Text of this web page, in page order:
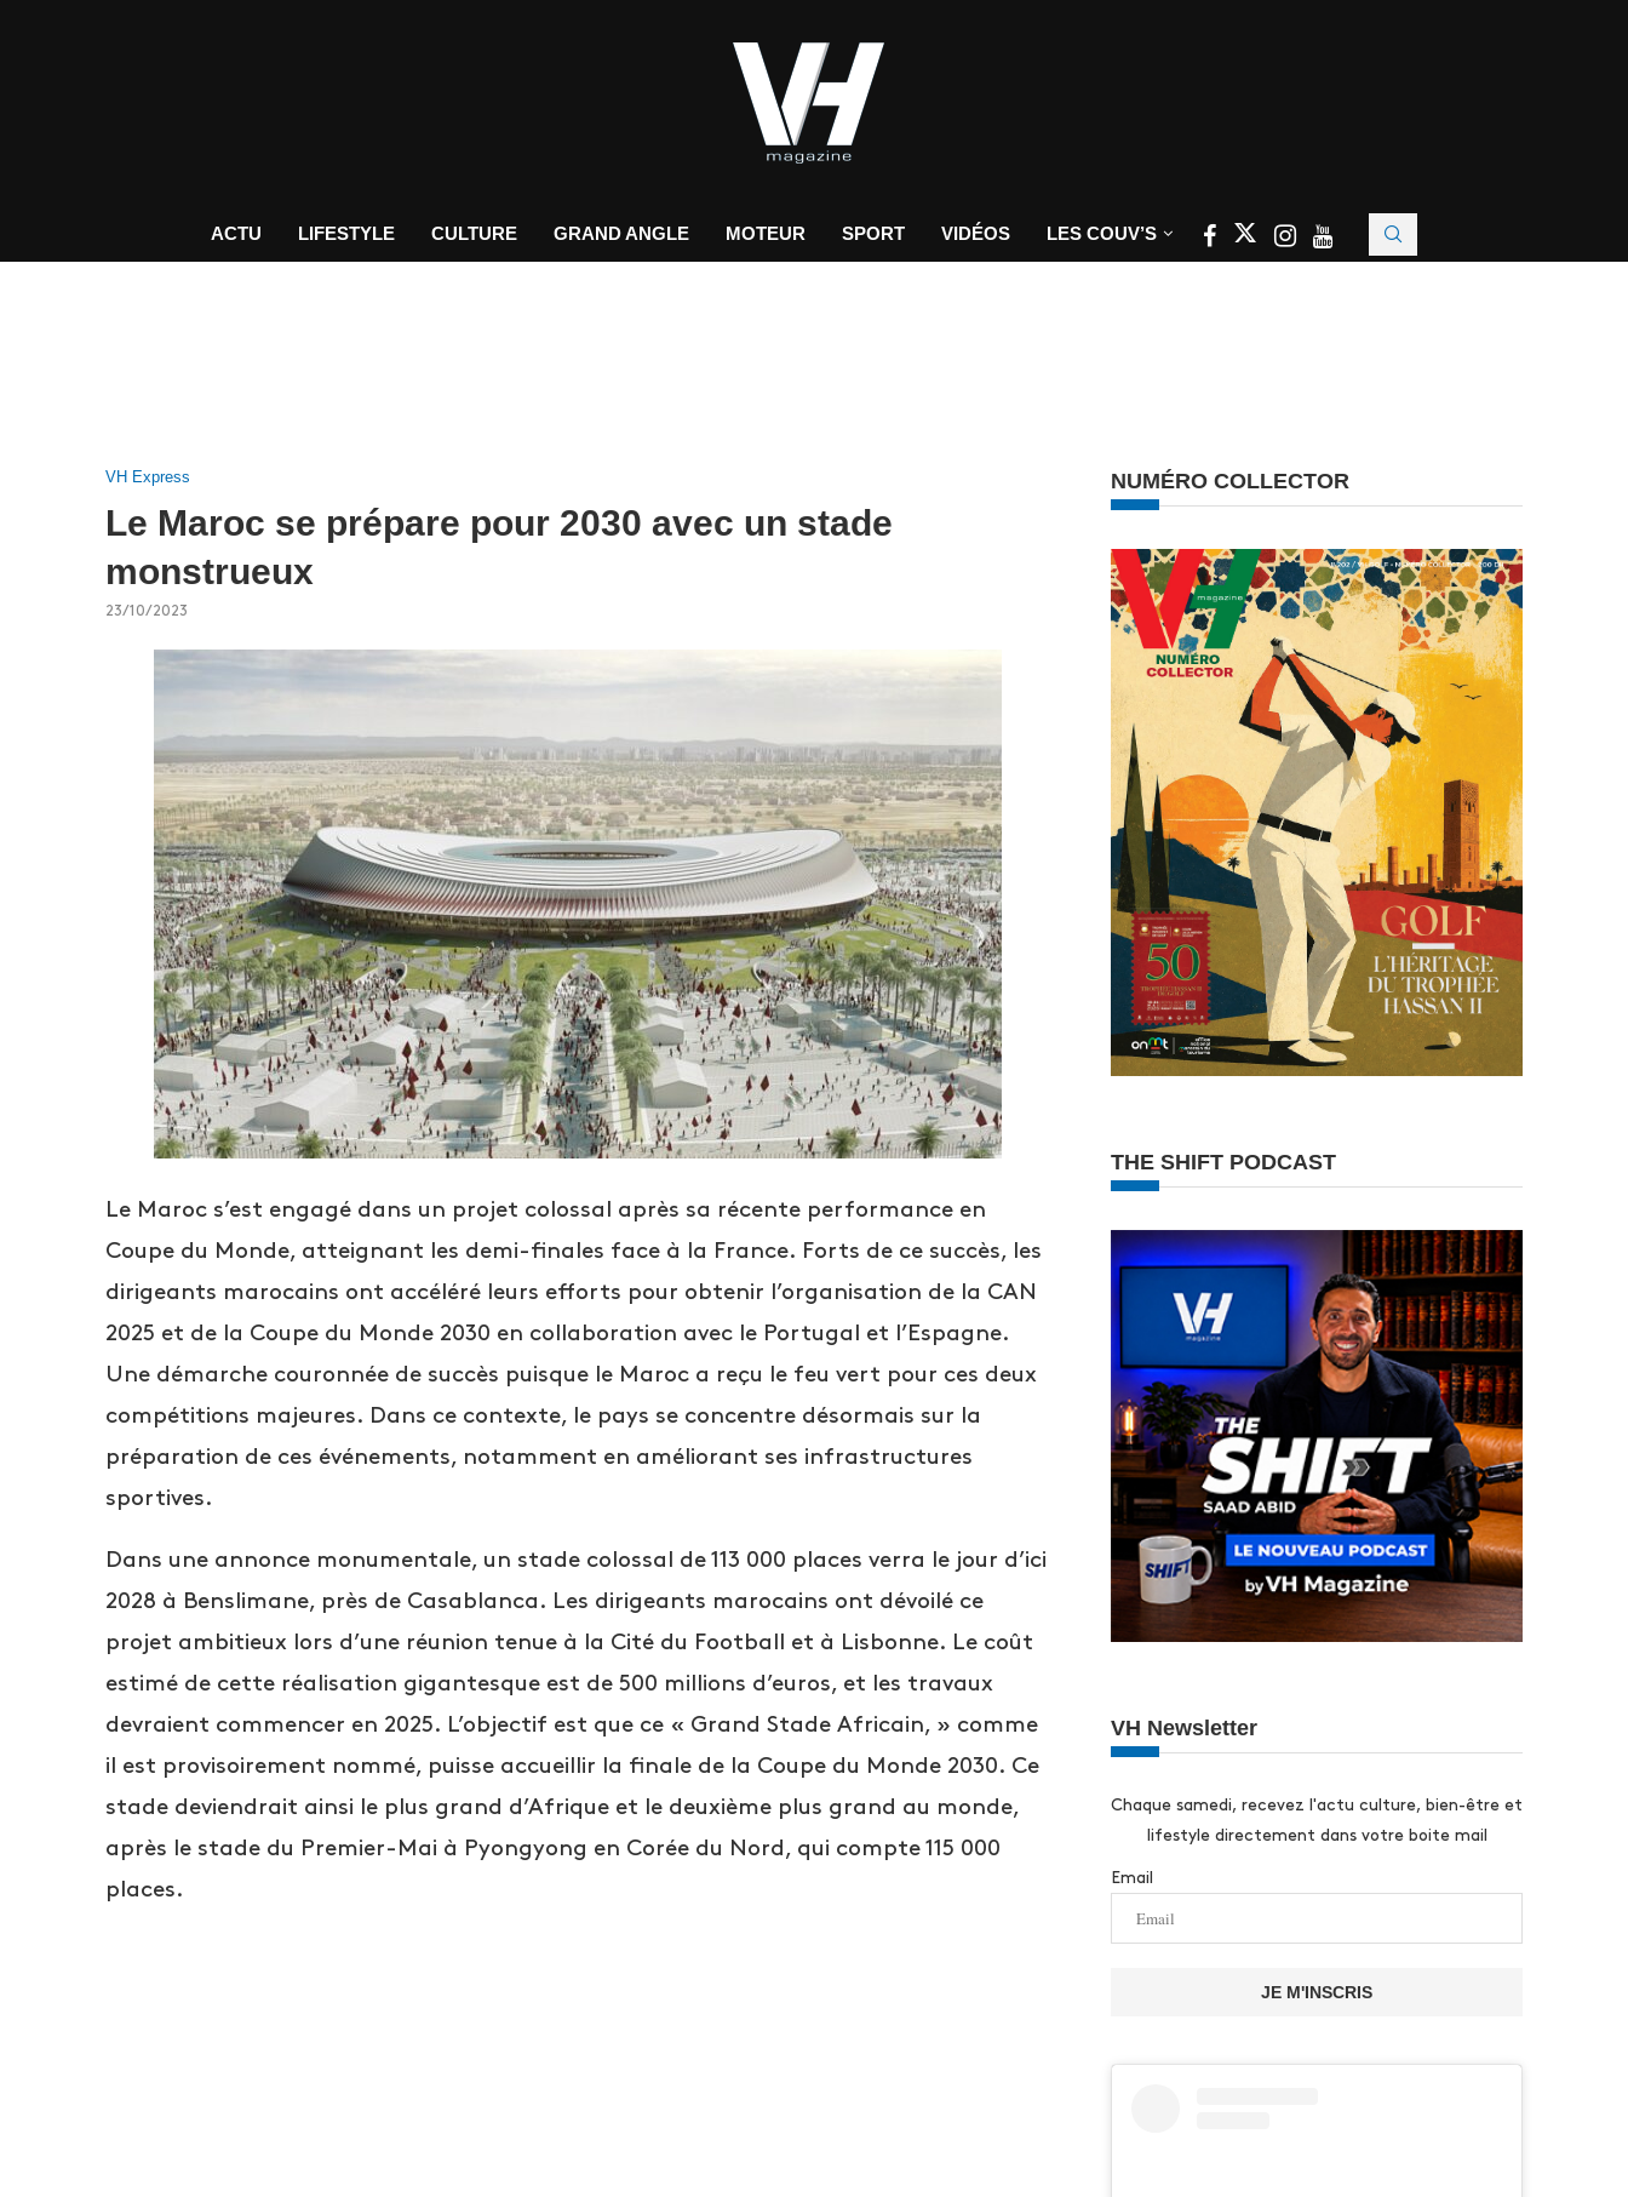
ACTU LIFESTYLE CULTURE GRAND ANGLE MOTEUR SPORT VIDÉOS LES COUV’S
VH Express
Le Maroc se prépare pour 2030 avec un stade
monstrueux
23/10/2023
Le Maroc s’est engagé dans un projet colossal après sa récente performance en
Coupe du Monde, atteignant les demi-finales face à la France. Forts de ce succès, les
dirigeants marocains ont accéléré leurs efforts pour obtenir l’organisation de la CAN
2025 et de la Coupe du Monde 2030 en collaboration avec le Portugal et l’Espagne.
Une démarche couronnée de succès puisque le Maroc a reçu le feu vert pour ces deux
compétitions majeures. Dans ce contexte, le pays se concentre désormais sur la
préparation de ces événements, notamment en améliorant ses infrastructures
sportives.
Dans une annonce monumentale, un stade colossal de 113 000 places verra le jour d’ici
2028 à Benslimane, près de Casablanca. Les dirigeants marocains ont dévoilé ce
projet ambitieux lors d’une réunion tenue à la Cité du Football et à Lisbonne. Le coût
estimé de cette réalisation gigantesque est de 500 millions d’euros, et les travaux
devraient commencer en 2025. L’objectif est que ce « Grand Stade Africain, » comme
il est provisoirement nommé, puisse accueillir la finale de la Coupe du Monde 2030. Ce
stade deviendrait ainsi le plus grand d’Afrique et le deuxième plus grand au monde,
après le stade du Premier-Mai à Pyongyong en Corée du Nord, qui compte 115 000
places.
NUMÉRO COLLECTOR
THE SHIFT PODCAST
VH Newsletter
Chaque samedi, recevez l'actu culture, bien-être et
lifestyle directement dans votre boite mail
Email
JE M'INSCRIS